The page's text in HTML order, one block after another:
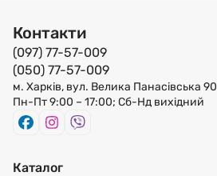
Контакти
(097) 77-57-009
(050) 77-57-009
м. Харків, вул. Велика Панасівська 90
Пн-Пт 9:00 – 17:00; Сб-Нд вихідний
Каталог